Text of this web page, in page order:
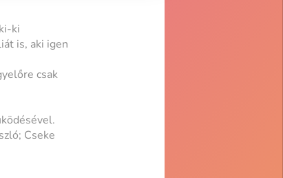
ki
is, aki igen
csak
Cseke